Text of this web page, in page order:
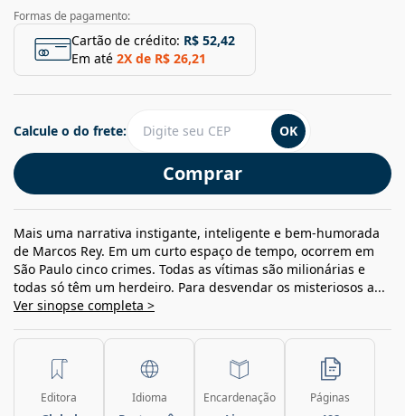
Formas de pagamento:
Cartão de crédito: R$ 52,42
Em até 2X de R$ 26,21
Comprar
Calcule o do frete: OK
Mais uma narrativa instigante, inteligente e bem-humorada
de Marcos Rey. Em um curto espaço de tempo, ocorrem em
São Paulo cinco crimes. Todas as vítimas são milionárias e
todas só têm um herdeiro. Para desvendar os misteriosos a...
Ver sinopse completa >
Editora Idioma Encardenação Páginas